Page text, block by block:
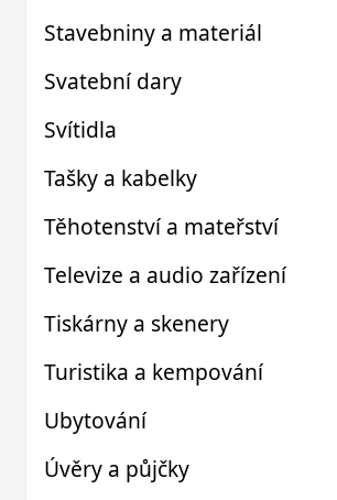
Stavebniny a materiál
Svatební dary
Svítidla
Tašky a kabelky
Těhotenství a mateřství
Televize a audio zařízení
Tiskárny a skenery
Turistika a kempování
Ubytování
Úvěry a půjčky